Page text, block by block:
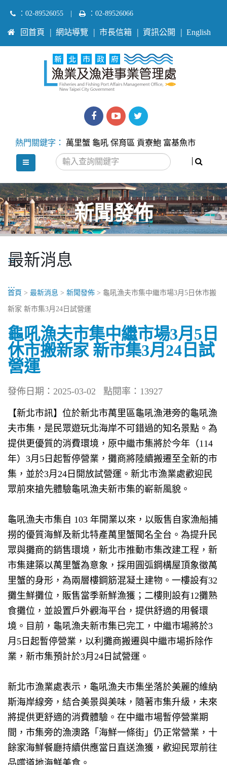
主
要
：02-89526055 ：02-89526066
::: 回首頁 網站導覽 市長信箱 資訊公開 English
漁
處
facebook
漁
處
youtube
Twitter
熱門關鍵字： 萬里蟹 龜吼 保育區 貢寮鮑 富基魚市
選單
新聞發佈
:::
最新消息
:::
首頁 > 最新消息 > 新聞發佈 > 龜吼漁夫市集中繼市場3月5日休市搬
新家 新市集3月24日試營運
龜吼漁夫市集中繼市場3月5日
休市搬新家 新市集3月24日試
營運
發佈日期：2025-03-02 點閱率：13927
【新北市訊】位於新北市萬里區龜吼漁港旁的龜吼漁
夫市集，是民眾遊玩北海岸不可錯過的知名景點。為
提供更優質的消費環境，原中繼市集將於今年（114
年） 3月 5 日起暫停營業，攤商將陸續搬遷至全新的市
集，並於3月 24 日開放試營運。新北市漁業處歡迎民
眾前來搶先體驗龜吼漁夫新市集的嶄新風貌。
龜吼漁夫市集自 103 年開業以來，以販售自家漁船捕
撈的優質海鮮及新北特產萬里蟹聞名全台。為提升民
眾與攤商的銷售環境，新北市推動市集改建工程，新
市集建築以萬里蟹為意象，採用圓弧鋼構屋頂象徵萬
里蟹的身形，為兩層樓鋼筋混凝土建物。一樓設有32
攤生鮮攤位，販售當季新鮮漁獲；二樓則設有12攤熟
食攤位，並設置戶外觀海平台，提供舒適的用餐環
境。目前，龜吼漁夫新市集已完工，中繼市場將於3
月 5 日起暫停營業，以利攤商搬遷與中繼市場拆除作
業，新市集預計於3月 24 日試營運。
新北市漁業處表示，龜吼漁夫市集坐落於美麗的維納
斯海岸線旁，結合美景與美味，隨著市集升級，未來
將提供更舒適的消費體驗。在中繼市場暫停營業期
間，市集旁的漁澳路「海鮮一條街」仍正常營業，十
餘家海鮮餐廳持續供應當日直送漁獲，歡迎民眾前往
品嚐道地海鮮美食。